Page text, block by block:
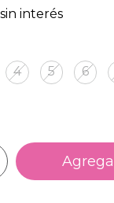
sin interés
4 5 6